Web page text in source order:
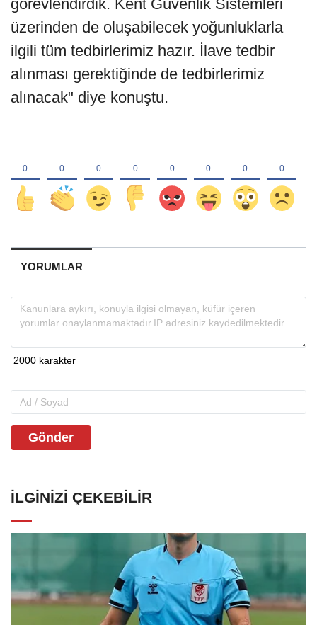
görevlendirdik. Kent Güvenlik Sistemleri
üzerinden de oluşabilecek yoğunluklarla
ilgili tüm tedbirlerimiz hazır. İlave tedbir
alınması gerektiğinde de tedbirlerimiz
alınacak" diye konuştu.
YORUMLAR
Gönder
İLGINIZI ÇEKEBILIR